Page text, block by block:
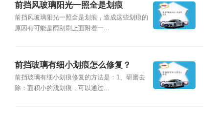
前挡风玻璃阳光一照全是划痕
前挡风玻璃阳光一照全是划痕，造成这些划痕的
原因有可能是雨刮刷上面附着一...
前挡玻璃有细小划痕怎么修复？
前挡玻璃有细小划痕修复的方法是：1、研磨去
除：面积小的浅划痕，可以通过...